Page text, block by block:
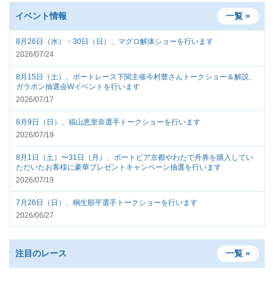
イベント情報 一覧 »
8月26日（水）・30日（日）、マグロ解体ショーを行います
2026/07/24
8月15日（土）、ボートレース下関主催今村豊さんトークショー＆解説、
ガラポン抽選会Wイベントを行います
2026/07/17
8月9日（日）、福山恵里奈選手トークショーを行います
2026/07/19
8月1日（土）〜31日（月）、ボートピア京都やわたで舟券を購入してい
ただいたお客様に豪華プレゼントキャンペーン抽選を行います
2026/07/19
7月26日（日）、桐生順平選手トークショーを行います
2026/06/27
注目のレース 一覧 »